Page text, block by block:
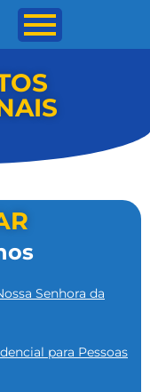
Senhora da
para Pessoas